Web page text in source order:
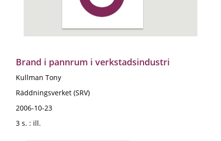
Brand i pannrum i verkstadsindustri
Kullman Tony
Räddningsverket (SRV)
2006-10-23
3 s. : ill.